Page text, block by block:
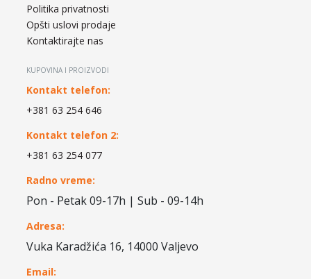
Politika privatnosti
Opšti uslovi prodaje
Kontaktirajte nas
KUPOVINA I PROIZVODI
Kontakt telefon:
+381 63 254 646
Kontakt telefon 2:
+381 63 254 077
Radno vreme:
Pon - Petak 09-17h | Sub - 09-14h
Adresa:
Vuka Karadžića 16, 14000 Valjevo
Email: